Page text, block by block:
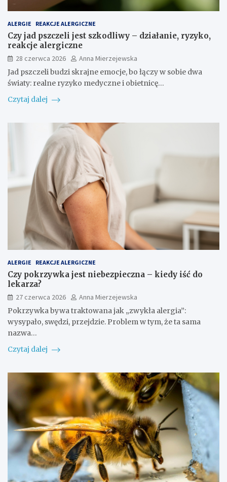
ALERGIE REAKCJE ALERGICZNE
Czy jad pszczeli jest szkodliwy – działanie, ryzyko,
reakcje alergiczne
28 czerwca 2026
Anna Mierzejewska
Jad pszczeli budzi skrajne emocje, bo łączy w sobie dwa
światy: realne ryzyko medyczne i obietnicę…
Czytaj dalej
ALERGIE REAKCJE ALERGICZNE
Czy pokrzywka jest niebezpieczna – kiedy iść do
lekarza?
27 czerwca 2026
Anna Mierzejewska
Pokrzywka bywa traktowana jak „zwykła alergia”:
wysypało, swędzi, przejdzie. Problem w tym, że ta sama
nazwa…
Czytaj dalej